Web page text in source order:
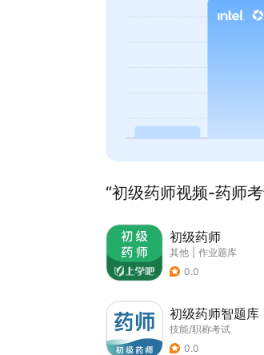
“初级药师视频-药师
初级药师
其他
作业题库
0.0
初级药师智题库
技能/职称考试
0.0